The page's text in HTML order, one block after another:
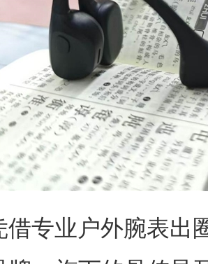
借专业户外腕表出